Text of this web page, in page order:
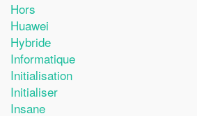
Hors
Huawei
Hybride
Informatique
Initialisation
Initialiser
Insane